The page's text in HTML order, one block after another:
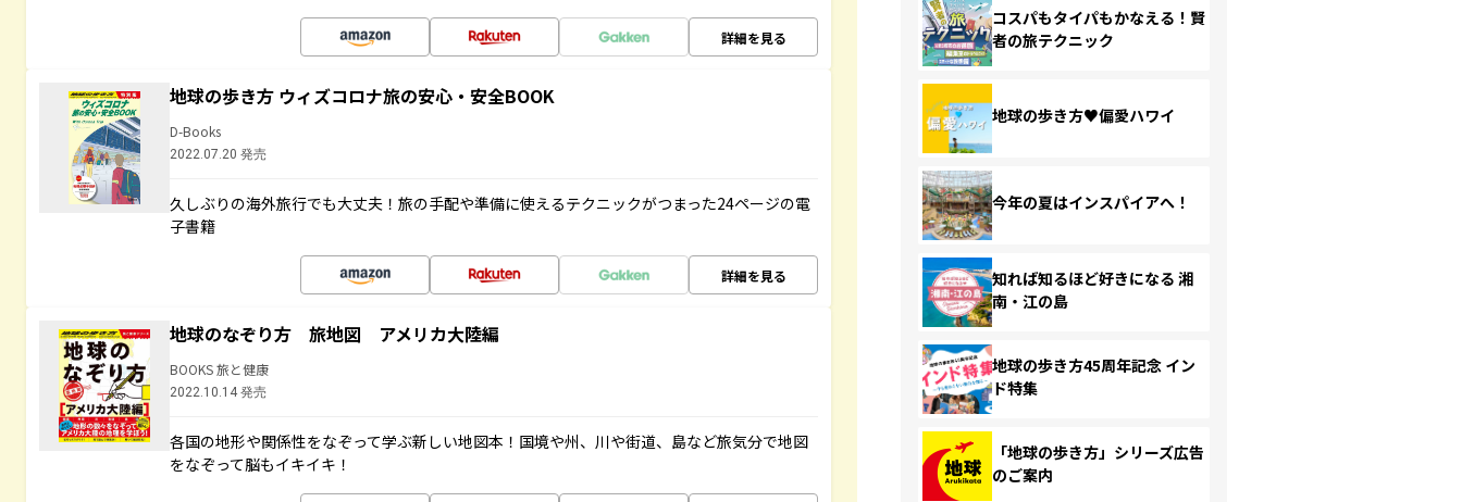
詳細を見る
地球の歩き方 ウィズコロナ旅の安心・安全BOOK
D-Books
2022.07.20 発売
久しぶりの海外旅行でも大丈夫！旅の手配や準備に使えるテクニックがつまった24ページの電
子書籍
詳細を見る
地球のなぞり方 旅地図 アメリカ大陸編
BOOKS 旅と健康
2022.10.14 発売
各国の地形や関係性をなぞって学ぶ新しい地図本！国境や州、川や街道、島など旅気分で地図
をなぞって脳もイキイキ！
コスパもタイパもかなえる！賢
者の旅テクニック
地球の歩き方♥偏愛ハワイ
今年の夏はインスパイアへ！
知れば知るほど好きになる 湘
南・江の島
地球の歩き方45周年記念 イン
ド特集
「地球の歩き方」シリーズ広告
のご案内